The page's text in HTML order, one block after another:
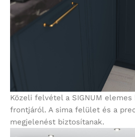
Közeli felvétel a SIGNUM elemes
frontjáról. A sima felület és a
megjelenést biztosítanak.